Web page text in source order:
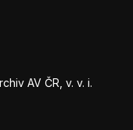
AV ČR, v. v. i.